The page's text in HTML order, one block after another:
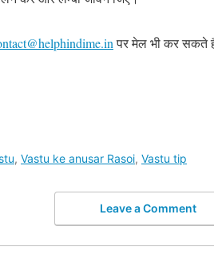
पर मेल भी कर सकते
, Vastu ke anusar Rasoi, Vastu tip
Leave a Comment